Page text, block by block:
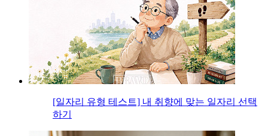
[일자리 유형 테스트] 내 취향에 맞는 일자리 선택
하기